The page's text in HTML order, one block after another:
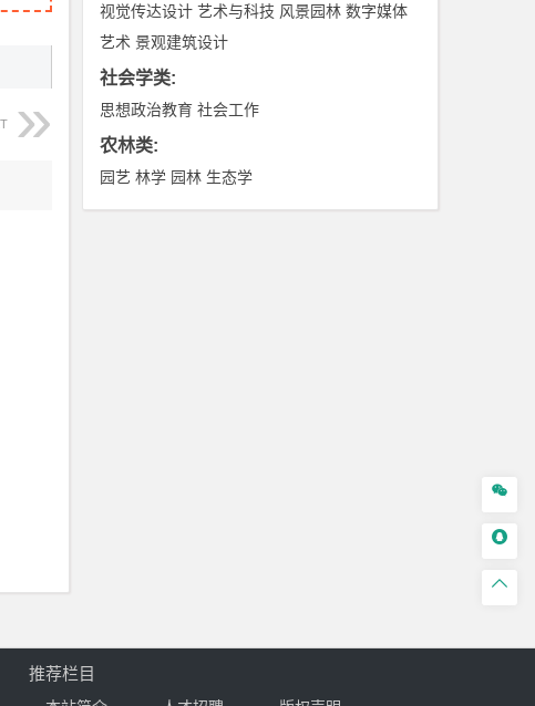
视觉传达设计 艺术与科技 风景园林 数字媒体
艺术 景观建筑设计
社会学类:
思想政治教育 社会工作
农林类:
园艺 林学 园林 生态学



推荐栏目